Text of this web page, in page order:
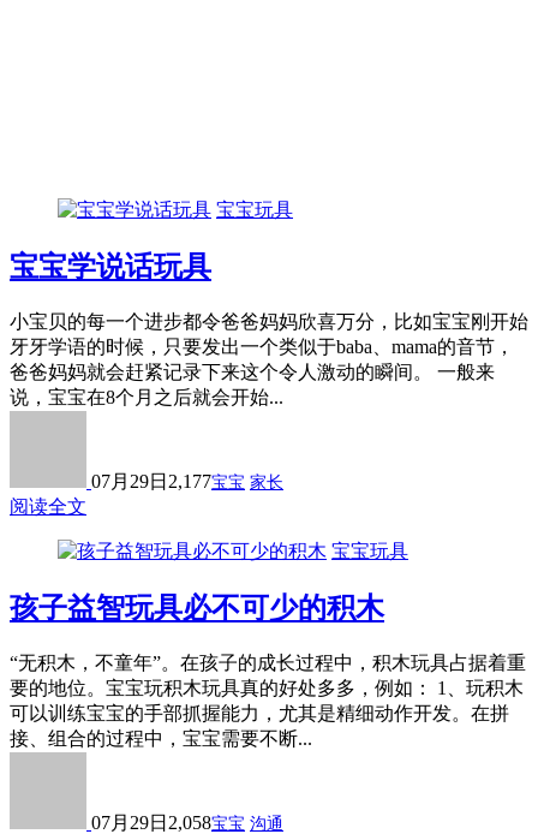
宝宝玩具
宝宝学说话玩具
小宝贝的每一个进步都令爸爸妈妈欣喜万分，比如宝宝刚开始
牙牙学语的时候，只要发出一个类似于baba、mama的音节，
爸爸妈妈就会赶紧记录下来这个令人激动的瞬间。 一般来
说，宝宝在8个月之后就会开始...
07月29日 2,177宝宝 家长
阅读全文
宝宝玩具
孩子益智玩具必不可少的积木
“无积木，不童年”。在孩子的成长过程中，积木玩具占据着重
要的地位。宝宝玩积木玩具真的好处多多，例如： 1、玩积木
可以训练宝宝的手部抓握能力，尤其是精细动作开发。在拼
接、组合的过程中，宝宝需要不断...
07月29日 2,058宝宝 沟通